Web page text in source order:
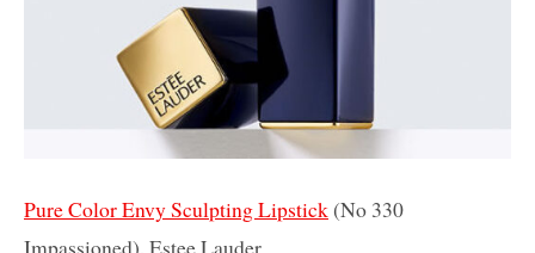
Pure Color Envy Sculpting Lipstick (No 330